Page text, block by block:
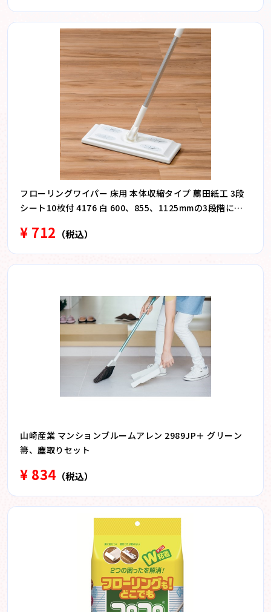
フローリングワイパー 床用 本体収縮タイプ 薦田紙工 3段
シート10枚付 4176 白 600、855、1125mmの3段階に伸
¥ 712 （税込）
山崎産業 マンションブルームアレン 2989JP＋ グリーン
箒、塵取りセット
¥ 834 （税込）